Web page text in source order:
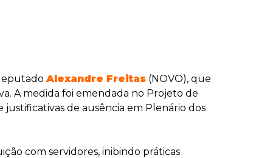
Alexandre Freitas (NOVO), que
A medida foi emendada no Projeto de
de ausência em Plenário dos
com servidores, inibindo práticas